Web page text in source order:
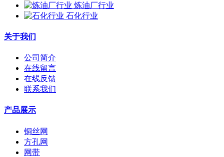
炼油厂行业
石化行业
关于我们
公司简介
在线留言
在线反馈
联系我们
产品展示
铜丝网
方孔网
网带